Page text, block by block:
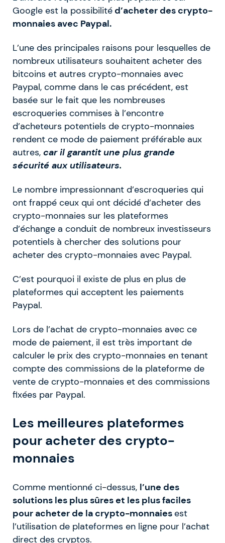
Google est la possibilitéd’acheter des crypto-
monnaies avec Paypal.
L’une des principales raisons pour lesquelles de
nombreux utilisateurs souhaitent acheter des
bitcoins et autres crypto-monnaies avec
Paypal, comme dans le cas précédent, est
basée sur le fait que les nombreuses
escroqueries commises à l’encontre
d’acheteurs potentiels de crypto-monnaies
rendent ce mode de paiement préférable aux
autres, car il garantit une plus grande
sécurité aux utilisateurs.
Le nombre impressionnant d’escroqueries qui
ont frappé ceux qui ont décidé d’acheter des
crypto-monnaies sur les plateformes
d’échange a conduit de nombreux investisseurs
potentiels à chercher des solutions pour
acheter des crypto-monnaies avec Paypal.
C’est pourquoi il existe de plus en plus de
plateformes qui acceptent les paiements
Paypal.
Lors de l’achat de crypto-monnaies avec ce
mode de paiement, il est très important de
calculer le prix des crypto-monnaies en tenant
compte des commissions de la plateforme de
vente de crypto-monnaies et des commissions
fixées par Paypal.
Les meilleures plateformes
pour acheter des crypto-
monnaies
Comme mentionné ci-dessus, l’une des
solutions les plus sûres et les plus faciles
pour acheter de la crypto-monnaiesest
l’utilisation de plateformes en ligne pour l’achat
direct des cryptos.